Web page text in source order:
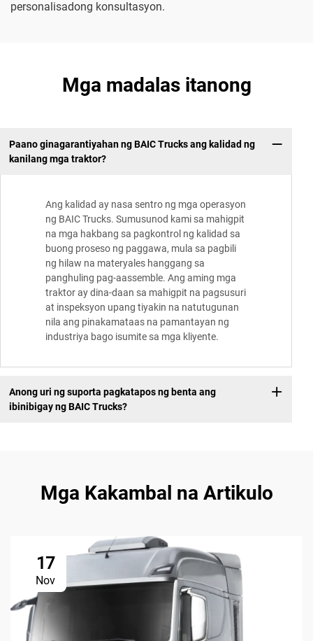
personalisadong konsultasyon.
Mga madalas itanong
Paano ginagarantiyahan ng BAIC Trucks ang kalidad ng
kanilang mga traktor?
Ang kalidad ay nasa sentro ng mga operasyon
ng BAIC Trucks. Sumusunod kami sa mahigpit
na mga hakbang sa pagkontrol ng kalidad sa
buong proseso ng paggawa, mula sa pagbili
ng hilaw na materyales hanggang sa
panghuling pag-aassemble. Ang aming mga
traktor ay dina-daan sa mahigpit na pagsusuri
at inspeksyon upang tiyakin na natutugunan
nila ang pinakamataas na pamantayan ng
industriya bago isumite sa mga kliyente.
Anong uri ng suporta pagkatapos ng benta ang
ibinibigay ng BAIC Trucks?
Mga Kakambal na Artikulo
17
Nov